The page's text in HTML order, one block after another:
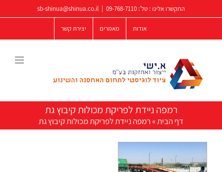
לתוכן
התקשרו אלינו : טל': 09-768-7110
sb-shinua@shinua.co.il
אודות מאמרים יצירת קשר
רמפה ניידת לפריקת מכולות קיבוץ גת
דף הבית»רמפה ניידת לפריקת מכולות קיבוץ גת